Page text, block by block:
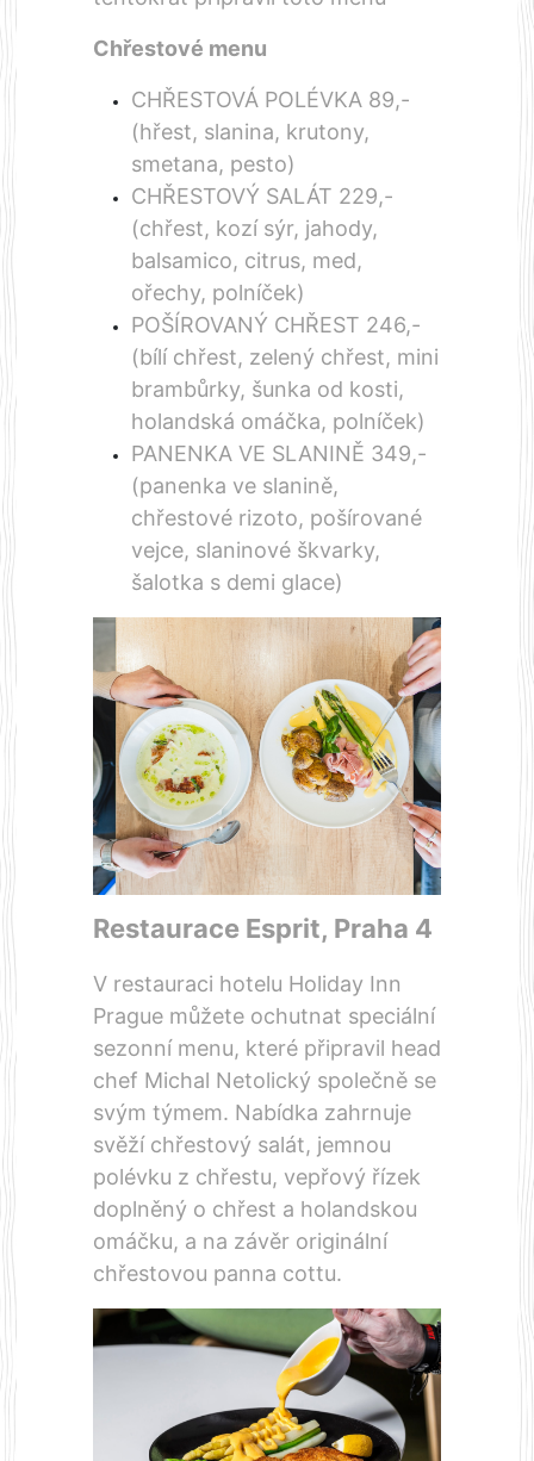
Chřestové menu
CHŘESTOVÁ POLÉVKA 89,-
(hřest, slanina, krutony,
smetana, pesto)
CHŘESTOVÝ SALÁT 229,-
(chřest, kozí sýr, jahody,
balsamico, citrus, med,
ořechy, polníček)
POŠÍROVANÝ CHŘEST 246,-
(bílí chřest, zelený chřest, mini
brambůrky, šunka od kosti,
holandská omáčka, polníček)
PANENKA VE SLANINĚ 349,-
(panenka ve slanině,
chřestové rizoto, pošírované
vejce, slaninové škvarky,
šalotka s demi glace)
Restaurace Esprit, Praha 4
V restauraci hotelu Holiday Inn
Prague můžete ochutnat speciální
sezonní menu, které připravil head
chef Michal Netolický společně se
svým týmem. Nabídka zahrnuje
svěží chřestový salát, jemnou
polévku z chřestu, vepřový řízek
doplněný o chřest a holandskou
omáčku, a na závěr originální
chřestovou panna cottu.